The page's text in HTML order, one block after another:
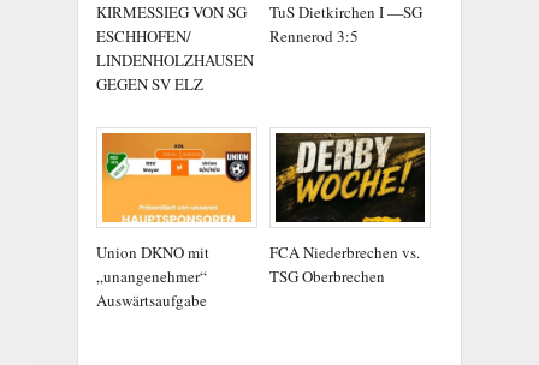
KIRMESSIEG VON SG
ESCHHOFEN/
LINDENHOLZHAUSEN
GEGEN SV ELZ
TuS Dietkirchen I —SG
Rennerod 3:5
Union DKNO mit
„unangenehmer“
Auswärtsaufgabe
FCA Niederbrechen vs.
TSG Oberbrechen